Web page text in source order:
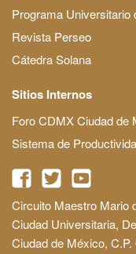
Programa
Revista Perseo
Cátedra Solana
Sitios Internos
Foro CDMX Ciudad de
Sistema de
Circuito Maestro Mario
Ciudad Universitaria,
Ciudad de México, C.P.